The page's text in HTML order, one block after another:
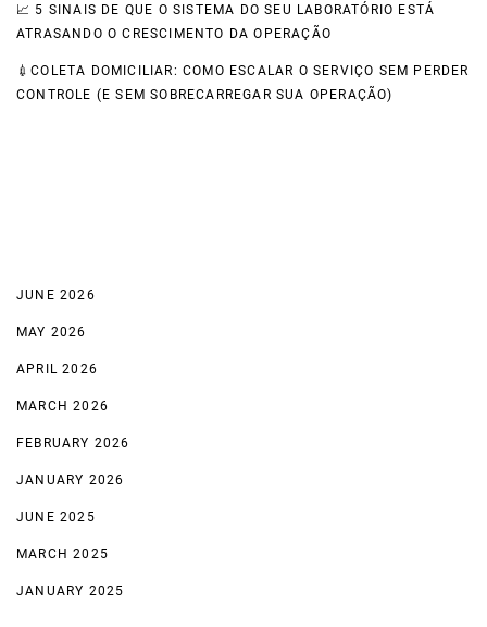
📈 5 SINAIS DE QUE O SISTEMA DO SEU LABORATÓRIO ESTÁ
ATRASANDO O CRESCIMENTO DA OPERAÇÃO
💉COLETA DOMICILIAR: COMO ESCALAR O SERVIÇO SEM PERDER
CONTROLE (E SEM SOBRECARREGAR SUA OPERAÇÃO)
JUNE 2026
MAY 2026
APRIL 2026
MARCH 2026
FEBRUARY 2026
JANUARY 2026
JUNE 2025
MARCH 2025
JANUARY 2025